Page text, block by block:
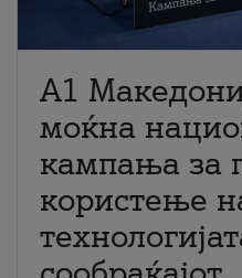
A1
моќна
кампања за
користење